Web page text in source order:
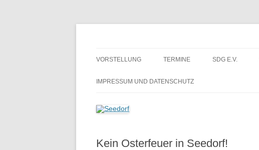
VORSTELLUNG
GESCHICHTE
TERMINE SDG E.V.
IMPRESSUM UND DATENSCHUTZ
Kein Osterfeuer in Seedorf!